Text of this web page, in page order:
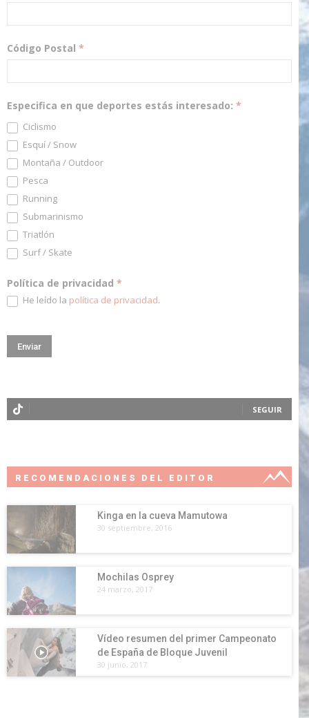
Código Postal *
Especifica en que deportes estás interesado: *
Ciclismo
Esquí / Snow
Montaña / Outdoor
Pesca
Running
Submarinismo
Triatlón
Surf / Skate
Política de privacidad *
He leído la política de privacidad.
SEGUIR
RECOMENDACIONES DEL EDITOR
Kinga en la cueva Mamutowa
30 septiembre, 2016
Mochilas Osprey
24 marzo, 2017
Vídeo resumen del primer Campeonato
de España de Bloque Juvenil
30 junio, 2017